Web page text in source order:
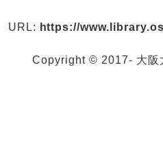
URL: https://
Copyright © 2017- 大阪